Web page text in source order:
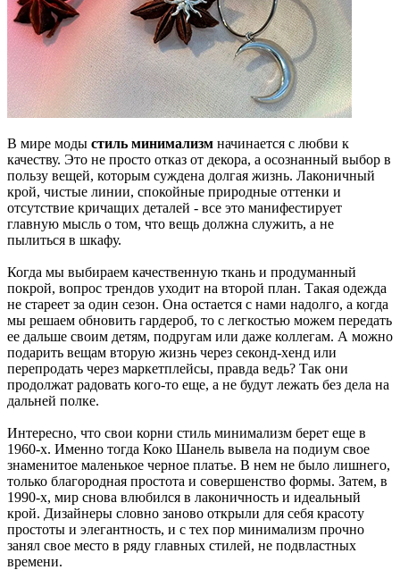
В мире моды стиль минимализм начинается с любви к
качеству. Это не просто отказ от декора, а осознанный выбор в
пользу вещей, которым суждена долгая жизнь. Лаконичный
крой, чистые линии, спокойные природные оттенки и
отсутствие кричащих деталей - все это манифестирует
главную мысль о том, что вещь должна служить, а не
пылиться в шкафу.
Когда мы выбираем качественную ткань и продуманный
покрой, вопрос трендов уходит на второй план. Такая одежда
не стареет за один сезон. Она остается с нами надолго, а когда
мы решаем обновить гардероб, то с легкостью можем передать
ее дальше своим детям, подругам или даже коллегам. А можно
подарить вещам вторую жизнь через секонд-хенд или
перепродать через маркетплейсы, правда ведь? Так они
продолжат радовать кого-то еще, а не будут лежать без дела на
дальней полке.
Интересно, что свои корни стиль минимализм берет еще в
1960-х. Именно тогда Коко Шанель вывела на подиум свое
знаменитое маленькое черное платье. В нем не было лишнего,
только благородная простота и совершенство формы. Затем, в
1990-х, мир снова влюбился в лаконичность и идеальный
крой. Дизайнеры словно заново открыли для себя красоту
простоты и элегантность, и с тех пор минимализм прочно
занял свое место в ряду главных стилей, не подвластных
времени.